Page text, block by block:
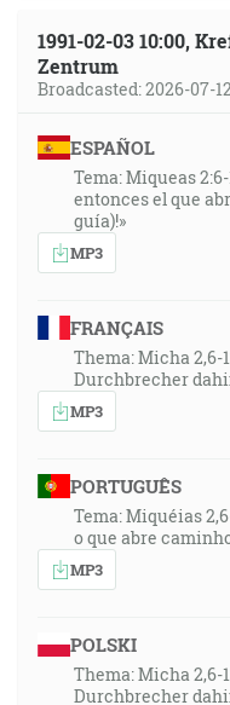
1991-02-03 10:00,
Zentrum
Broadcasted: 2026-07-
ESPAÑOL
Tema: Miqueas
entonces el que
guía)!»
MP3
FRANÇAIS
Thema: Micha
Durchbrecher
MP3
PORTUGUÊS
Tema: Miquéias
o que abre
MP3
POLSKI
Thema: Micha
Durchbrecher